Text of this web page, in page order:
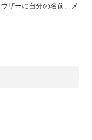
ザーに自分の名前、メ